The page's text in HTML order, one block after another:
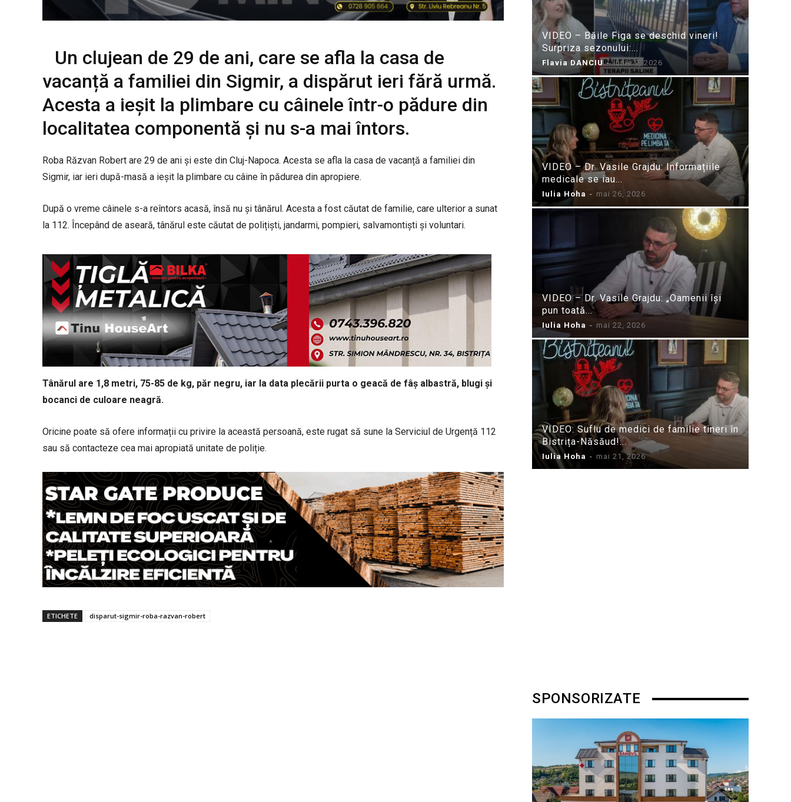
Un clujean de 29 de ani, care se afla la casa de
vacanță a familiei din Sigmir, a dispărut ieri fără urmă.
Acesta a ieșit la plimbare cu câinele într-o pădure din
localitatea componentă și nu s-a mai întors.
Roba Răzvan Robert are 29 de ani și este din Cluj-Napoca. Acesta se afla la casa de vacanță a familiei din
Sigmir, iar ieri după-masă a ieșit la plimbare cu câine în pădurea din apropiere.
După o vreme câinele s-a reîntors acasă, însă nu și tânărul. Acesta a fost căutat de familie, care ulterior a sunat
la 112. Începând de aseară, tânărul este căutat de polițiști, jandarmi, pompieri, salvamontiști și voluntari.
Tânărul are 1,8 metri, 75-85 de kg, păr negru, iar la data plecării purta o geacă de fâș albastră, blugi și
bocanci de culoare neagră.
Oricine poate să ofere informații cu privire la această persoană, este rugat să sune la Serviciul de Urgență 112
sau să contacteze cea mai apropiată unitate de poliție.
ETICHETE disparut-sigmir-roba-razvan-robert
VIDEO – Băile Figa se deschid vineri!
Surpriza sezonului:...
Flavia DANCIU - iunie 9, 2026
VIDEO – Dr. Vasile Grajdu: Informațiile
medicale se iau...
Iulia Hoha - mai 26, 2026
VIDEO – Dr. Vasile Grajdu: „Oamenii își
pun toată...
Iulia Hoha - mai 22, 2026
VIDEO: Suflu de medici de familie tineri în
Bistrița-Năsăud!...
Iulia Hoha - mai 21, 2026
SPONSORIZATE